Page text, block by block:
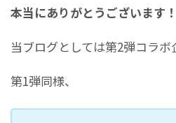
本当にありがとうございます！
当ブログとしては第2弾コラボ
第1弾同様、